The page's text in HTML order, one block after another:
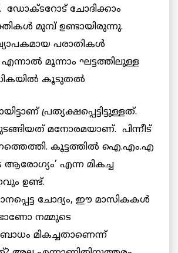
ഡോക്ടറോട് ചോദിക്കാം
മുമ്പ് ഉണ്ടായിരുന്നു.
പരാതികള്‍
മൂന്നാം ഘട്ടത്തിലുള്ള
കൂടുതല്‍
പ്രത്യക്ഷപ്പെട്ടിട്ടുള്ളത്.
മനോരമയാണ്. പിന്നീട്
കൂട്ടത്തില്‍ ഐ.എം.എ
ആരോഗ്യം’ എന്ന മികച്ച
ഉണ്ട്.
ചോദ്യം, ഈ മാസികകള്‍
നമ്മുടെ
മികച്ചതാണെന്ന്